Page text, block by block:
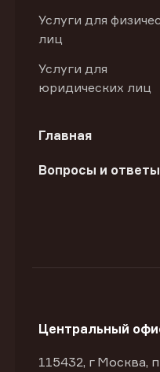
Услуги для
лиц
Услуги для
юридических лиц
Главная
Вопросы и ответы
Центральный
115432, г Москва,